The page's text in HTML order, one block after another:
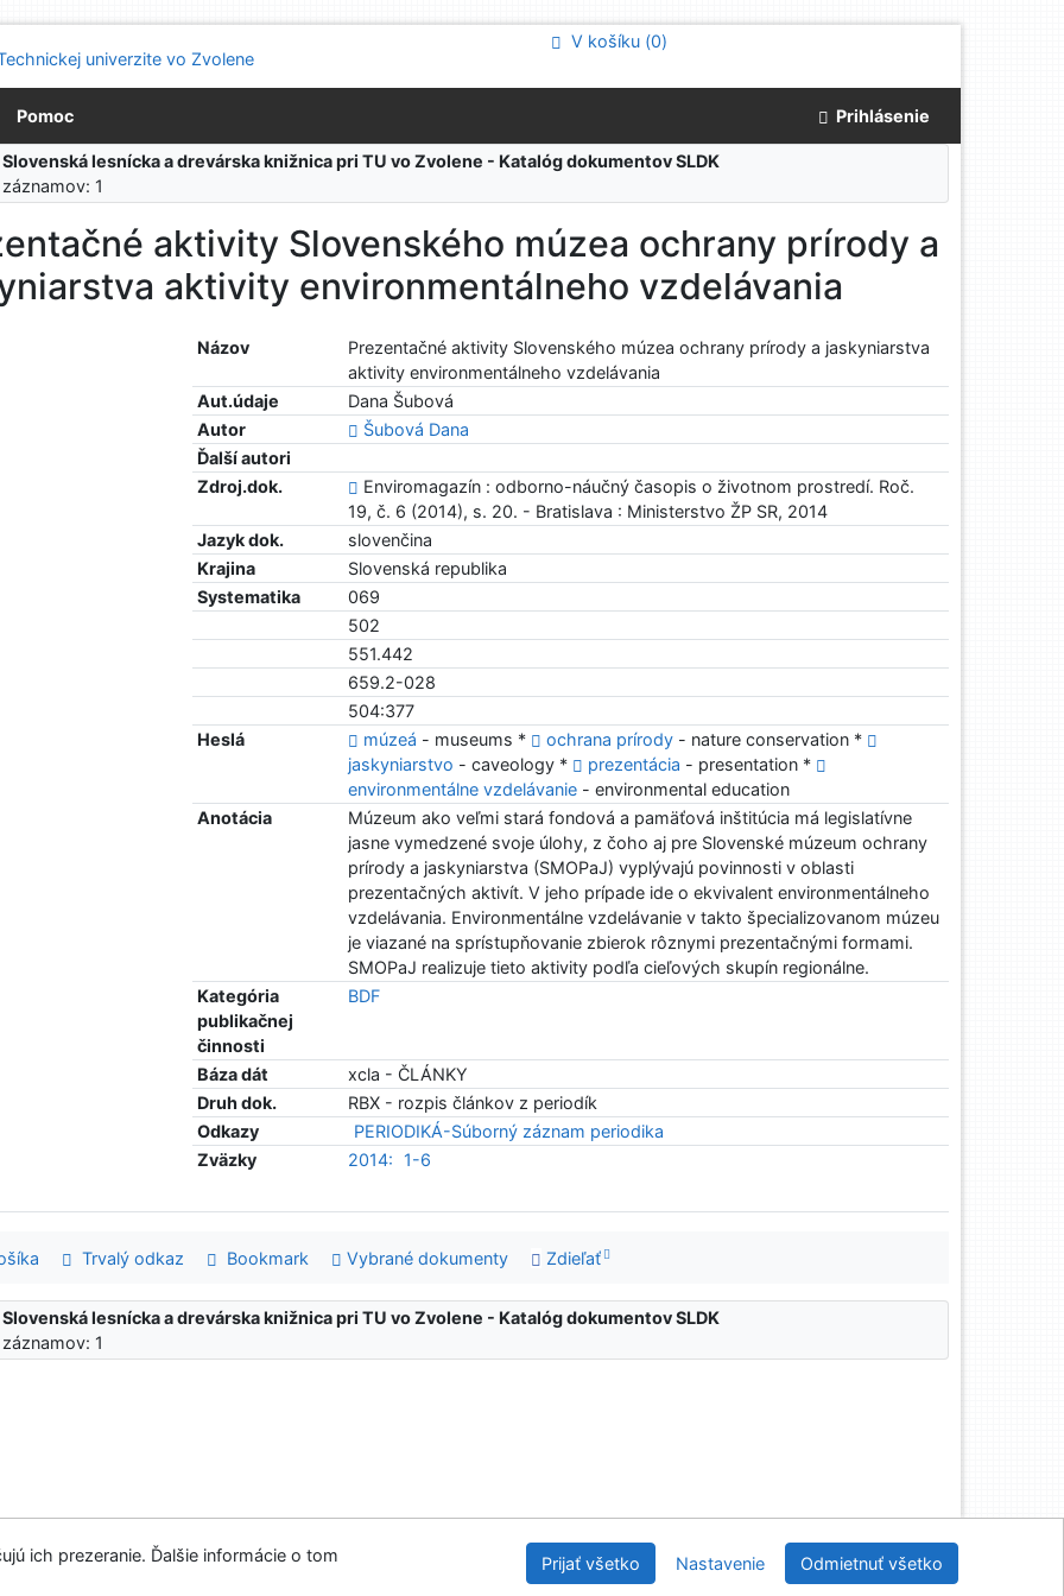
V košíku (0)
Pomoc Prihlásenie
Slovenská lesnícka a drevárska knižnica pri TU vo Zvolene - Katalóg dokumentov SLDK
1
aktivity Slovenského múzea ochrany prírody a
aktivity environmentálneho vzdelávania
Názov
Prezentačné aktivity Slovenského múzea ochrany prírody a jaskyniarstva
aktivity environmentálneho vzdelávania
Aut.údaje
Dana Šubová
Autor
Šubová Dana
Ďalší autori
Zdroj.dok.
Enviromagazín : odborno-náučný časopis o životnom prostredí. Roč.
19, č. 6 (2014), s. 20. - Bratislava : Ministerstvo ŽP SR, 2014
Jazyk dok.
slovenčina
Krajina
Slovenská republika
Systematika
069
502
551.442
659.2-028
504:377
Heslá
múzeá - museums * ochrana prírody - nature conservation *
jaskyniarstvo - caveology * prezentácia - presentation *
environmentálne vzdelávanie - environmental education
Anotácia
Múzeum ako veľmi stará fondová a pamäťová inštitúcia má legislatívne
jasne vymedzené svoje úlohy, z čoho aj pre Slovenské múzeum ochrany
prírody a jaskyniarstva (SMOPaJ) vyplývajú povinnosti v oblasti
prezentačných aktivít. V jeho prípade ide o ekvivalent environmentálneho
vzdelávania. Environmentálne vzdelávanie v takto špecializovanom múzeu
je viazané na sprístupňovanie zbierok rôznymi prezentačnými formami.
SMOPaJ realizuje tieto aktivity podľa cieľových skupín regionálne.
Kategória
publikačnej
činnosti
BDF
Báza dát
xcla - ČLÁNKY
Druh dok.
RBX - rozpis článkov z periodík
Odkazy
PERIODIKÁ-Súborný záznam periodika
Zväzky
2014: 1-6
Trvalý odkaz Bookmark Vybrané dokumenty Zdieľať
Slovenská lesnícka a drevárska knižnica pri TU vo Zvolene - Katalóg dokumentov SLDK
1
Súkromie
Modul OpenSearch
Slovenská lesnícka a drevárska knižnica pri Technickej univerzite
vo Zvolene
ich prezeranie. Ďalšie informácie o tom Prijať všetko Nastavenie Odmietnuť všetko